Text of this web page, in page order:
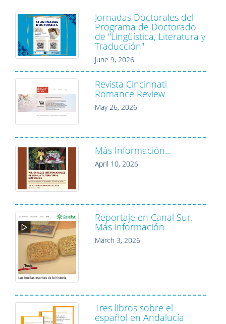
Jornadas Doctorales del
Programa de Doctorado
de "Lingüística, Literatura y
Traducción"
June 9, 2026
Revista Cincinnati
Romance Review
May 26, 2026
Más Información...
April 10, 2026
Reportaje en Canal Sur.
Más información
March 3, 2026
Tres libros sobre el
español en Andalucía